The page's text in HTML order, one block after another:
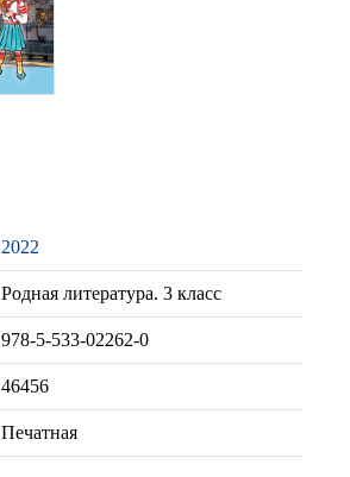
2022
Родная литература. 3 класс
978-5-533-02262-0
46456
Печатная